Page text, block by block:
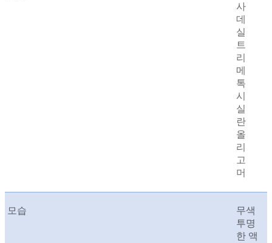
사
데
실
트
리
메
톡
시
실
란
올
리
고
머
모습
무색
투명
한 액